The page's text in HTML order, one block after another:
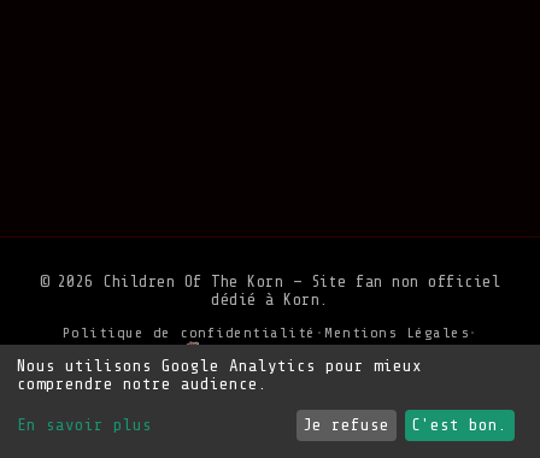
© 2026 Children Of The Korn — Site fan non officiel
dédié à Korn.
Politique de confidentialité • Mentions Légales •
Soutenir le site
Nous utilisons Google Analytics pour mieux
comprendre notre audience.
En savoir plus Je refuse C'est bon.